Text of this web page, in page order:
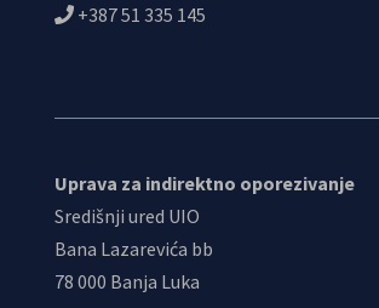
+387 51 335 145
Uprava za indirektno oporezivanje
Središnji ured UIO
Bana Lazarevića bb
78 000 Banja Luka